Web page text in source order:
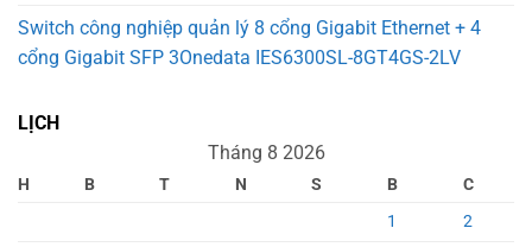
Switch công nghiệp quản lý 8 cổng Gigabit Ethernet + 4
cổng Gigabit SFP 3Onedata IES6300SL-8GT4GS-2LV
LỊCH
Tháng 8 2026
H B T N S B
C
1
2